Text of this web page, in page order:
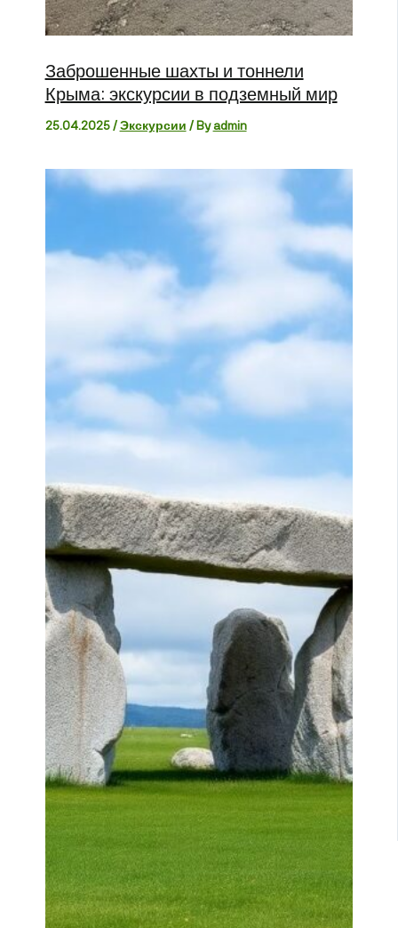
Заброшенные шахты и тоннели
Крыма: экскурсии в подземный мир
25.04.2025/Экскурсии / Byadmin